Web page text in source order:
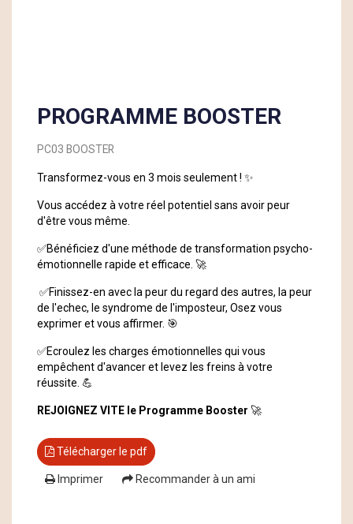
PROGRAMME BOOSTER
PC03 BOOSTER
Transformez-vous en 3 mois seulement ! ✨
Vous accédez à votre réel potentiel sans avoir peur
d'être vous même.
✅Bénéficiez d'une méthode de transformation psycho-
émotionnelle rapide et efficace. 🚀
✅Finissez-en avec la peur du regard des autres, la peur
de l'echec, le syndrome de l'imposteur, Osez vous
exprimer et vous affirmer. 🎯
✅Ecroulez les charges émotionnelles qui vous
empêchent d'avancer et levez les freins à votre
réussite. 💪
REJOIGNEZ VITE le Programme Booster🚀
Télécharger le pdf
Imprimer Recommander à un ami